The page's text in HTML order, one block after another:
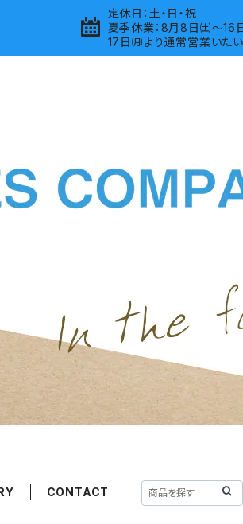
定休日：土・日・祝
夏季休業：8月8日㈯～16
17日㈪より通常営業いた
CONTACT